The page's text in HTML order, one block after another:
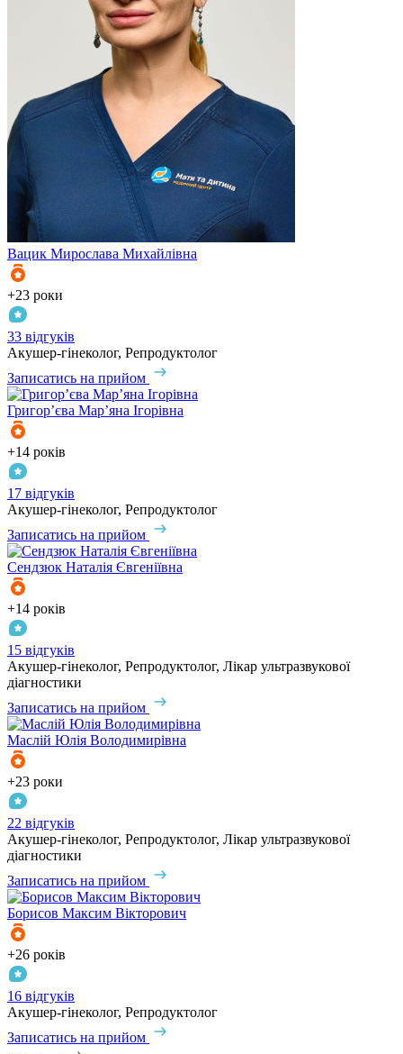
Вацик Мирослава Михайлівна
+23 роки
33 відгуків
Акушер-гінеколог, Репродуктолог
Записатись на прийом
Григор’єва Мар’яна Ігорівна
+14 років
17 відгуків
Акушер-гінеколог, Репродуктолог
Записатись на прийом
Сендзюк Наталія Євгеніївна
+14 років
15 відгуків
Акушер-гінеколог, Репродуктолог, Лікар ультразвукової
діагностики
Записатись на прийом
Маслій Юлія Володимирівна
+23 роки
22 відгуків
Акушер-гінеколог, Репродуктолог, Лікар ультразвукової
діагностики
Записатись на прийом
Борисов Максим Вікторович
+26 років
16 відгуків
Акушер-гінеколог, Репродуктолог
Записатись на прийом